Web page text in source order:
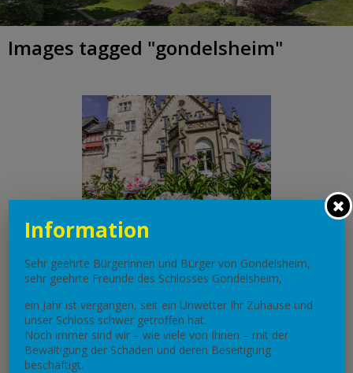
Images tagged "gondelsheim"
Information
Sehr geehrte Bürgerinnen und Bürger von Gondelsheim,
sehr geehrte Freunde des Schlosses Gondelsheim,
ein Jahr ist vergangen, seit ein Unwetter Ihr Zuhause und
unser Schloss schwer getroffen hat.
Noch immer sind wir – wie viele von Ihnen – mit der
Bewältigung der Schäden und deren Beseitigung
beschäftigt.